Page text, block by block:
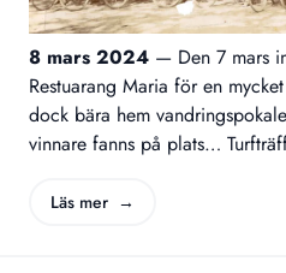
8 mars 2024 — Den 7 mars
Restuarang Maria för en
dock bära hem
vinnare fanns på plats…
Läs mer →